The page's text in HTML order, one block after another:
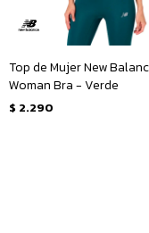
Top de Mujer New
Woman Bra - Verde
$ 2.290